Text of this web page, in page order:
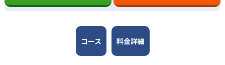
コース 料金詳細